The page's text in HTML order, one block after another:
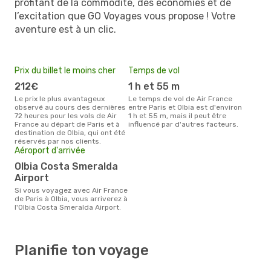
profitant de la commodité, des économies et de
l’excitation que GO Voyages vous propose ! Votre
aventure est à un clic.
Prix du billet le moins cher
212€
Le prix le plus avantageux
observé au cours des dernières
72 heures pour les vols de Air
France au départ de Paris et à
destination de Olbia, qui ont été
réservés par nos clients.
Temps de vol
1 h et 55 m
Le temps de vol de Air France
entre Paris et Olbia est d'environ
1 h et 55 m, mais il peut être
influencé par d'autres facteurs.
Aéroport d'arrivée
Olbia Costa Smeralda
Airport
Si vous voyagez avec Air France
de Paris à Olbia, vous arriverez à
l'Olbia Costa Smeralda Airport.
Planifie ton voyage